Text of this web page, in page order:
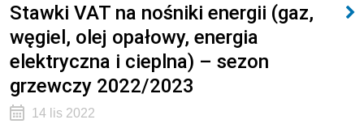
Stawki VAT na nośniki energii (gaz,
węgiel, olej opałowy, energia
elektryczna i cieplna) – sezon
grzewczy 2022/2023
14 lis 2022